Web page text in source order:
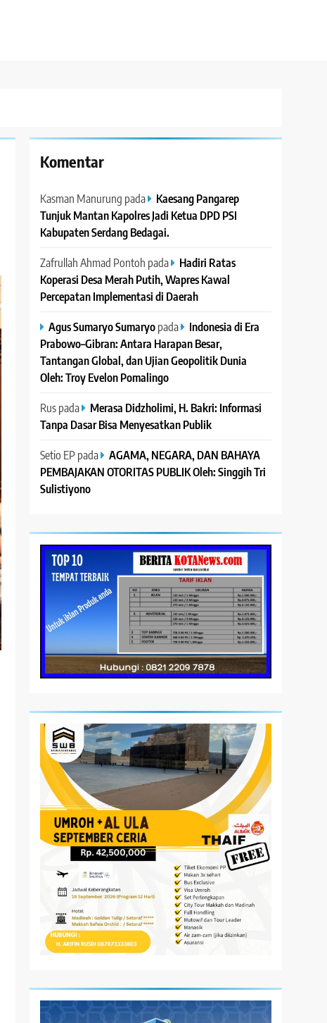
Komentar
Kasman Manurung pada
Kaesang Pangarep
Tunjuk Mantan Kapolres Jadi Ketua DPD PSI
Kabupaten Serdang Bedagai. ‎ ‎
Zafrullah Ahmad Pontoh pada
Hadiri Ratas
Koperasi Desa Merah Putih, Wapres Kawal
Percepatan Implementasi di Daerah
Agus Sumaryo Sumaryopada
Indonesia di Era
Prabowo–Gibran: Antara Harapan Besar,
Tantangan Global, dan Ujian Geopolitik Dunia
Oleh: Troy Evelon Pomalingo
Ruspada
Merasa Didzholimi, H. Bakri: Informasi
Tanpa Dasar Bisa Menyesatkan Publik
Setio EP pada AGAMA, NEGARA, DAN BAHAYA
PEMBAJAKAN OTORITAS PUBLIK Oleh: Singgih Tri
Sulistiyono